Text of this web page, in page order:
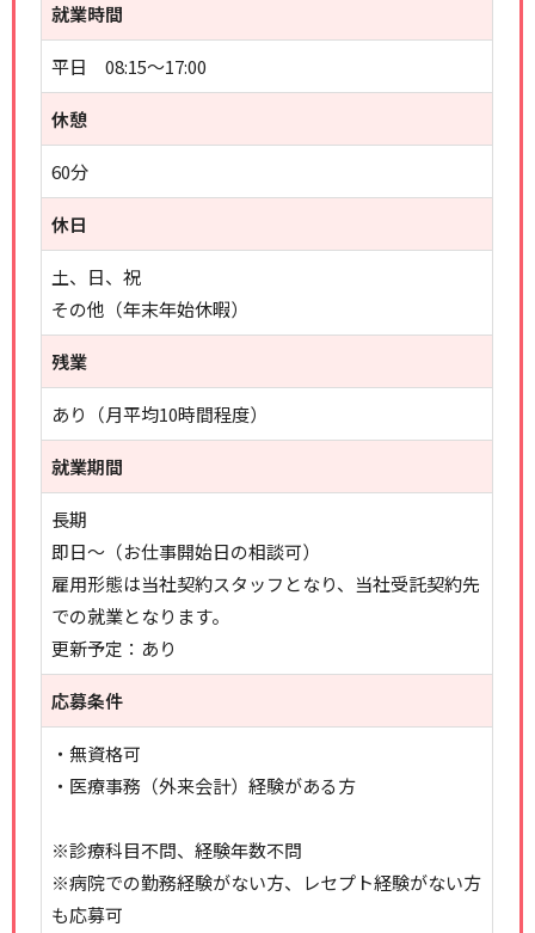
就業時間
平日 08:15～17:00
休憩
60分
休日
土、日、祝
その他（年末年始休暇）
残業
あり（月平均10時間程度）
就業期間
長期
即日～（お仕事開始日の相談可）
雇用形態は当社契約スタッフとなり、当社受託契約先
での就業となります。
更新予定：あり
応募条件
・無資格可
・医療事務（外来会計）経験がある方
※診療科目不問、経験年数不問
※病院での勤務経験がない方、レセプト経験がない方
も応募可